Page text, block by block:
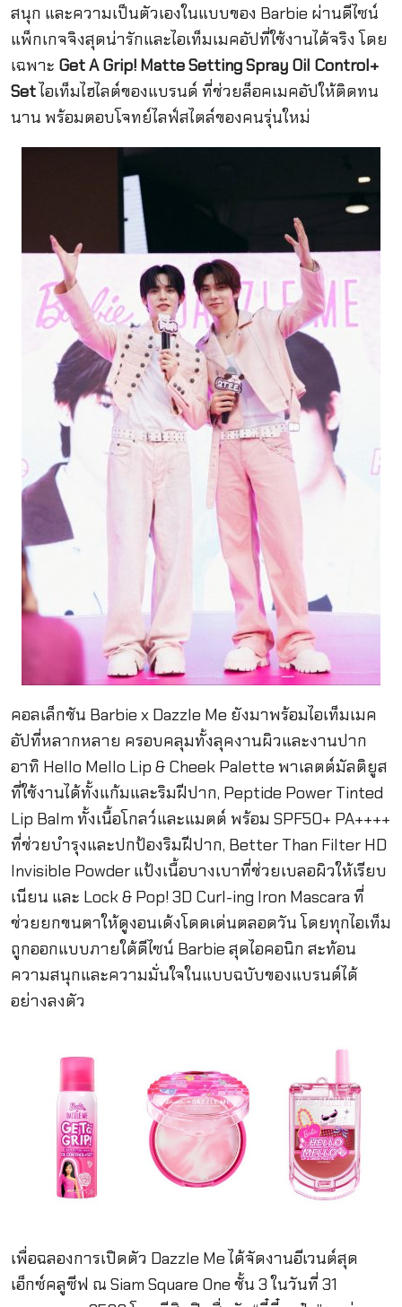
สนุก และความเป็นตัวเองในแบบของ Barbie ผ่านดีไซน์
แพ็กเกจจิงสุดน่ารักและไอเท็มเมคอัปที่ใช้งานได้จริง โดย
เฉพาะ Get A Grip! Matte Setting Spray Oil Control+
Setไอเท็มไฮไลต์ของแบรนด์ ที่ช่วยล็อคเมคอัปให้ติดทน
นาน พร้อมตอบโจทย์ไลฟ์สไตล์ของคนรุ่นใหม่
คอลเล็กชัน Barbie x Dazzle Me ยังมาพร้อมไอเท็มเมค
อัปที่หลากหลาย ครอบคลุมทั้งลุคงานผิวและงานปาก
อาทิ Hello Mello Lip & Cheek Palette พาเลตต์มัลติยูส
ที่ใช้งานได้ทั้งแก้มและริมฝีปาก, Peptide Power Tinted
Lip Balm ทั้งเนื้อโกลว์และแมตต์ พร้อม SPF50+ PA++++
ที่ช่วยบำรุงและปกป้องริมฝีปาก, Better Than Filter HD
Invisible Powder แป้งเนื้อบางเบาที่ช่วยเบลอผิวให้เรียบ
เนียน และ Lock & Pop! 3D Curl-ing Iron Mascara ที่
ช่วยยกขนตาให้ดูงอนเด้งโดดเด่นตลอดวัน โดยทุกไอเท็ม
ถูกออกแบบภายใต้ดีไซน์ Barbie สุดไอคอนิก สะท้อน
ความสนุกและความมั่นใจในแบบฉบับของแบรนด์ได้
อย่างลงตัว
เพื่อฉลองการเปิดตัว Dazzle Me ได้จัดงานอีเวนต์สุด
เอ็กซ์คลูซีฟ ณ Siam Square One ชั้น 3 ในวันที่ 31